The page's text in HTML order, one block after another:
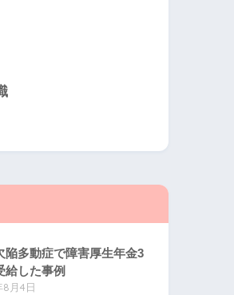
陥多動症で障害厚生年金3
給した事例
8月4日